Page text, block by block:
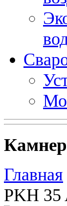
Главная
PKH 35